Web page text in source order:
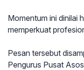
Momentum ini dinilai
memperkuat
Pesan tersebut
Pengurus Pusat